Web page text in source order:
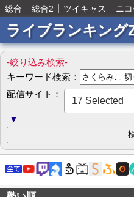
総合 総合2 ツイキャス ニ
ライブランキング
-絞り込み検索-
キーワード検索：
配信サイト：
17 Selected
▼